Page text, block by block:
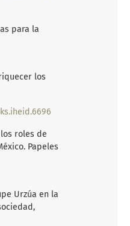
para la
los
roles de
Papeles
Urzúa en la